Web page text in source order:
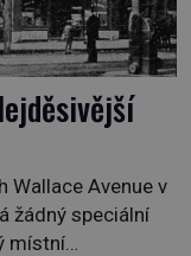
Wallace Avenue v
žádný speciální
místní